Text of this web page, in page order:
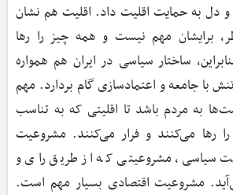
دل به حمایت اقلیت داد. اقلیت هم نشان
برایشان مهم نیست و همه چیز را رها
ساختار سیاسی در ایران هم همواره
با جامعه و اعتمادسازی گام بردارد. مهم
به مردم باشد تا اقلیتی که به تناسب
رها می‌کنند و فرار می‌کنند. مشروعیت
سیاسی، مشروعیتی که از طریق رای و
مشروعیت اقتصادی بسیار مهم است.